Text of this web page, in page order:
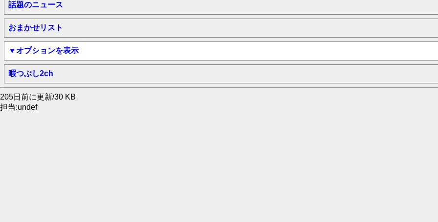
話題のニュース
おまかせリスト
▼オプションを表示
暇つぶし2ch
205日前に更新/30 KB
担当:undef